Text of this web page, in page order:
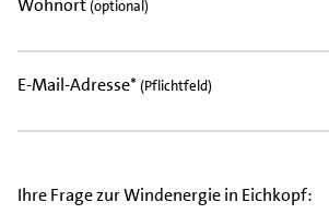
Wohnort (optional)
E-Mail-Adresse* (Pflichtfeld)
Ihre Frage zur Windenergie in Eichkopf: